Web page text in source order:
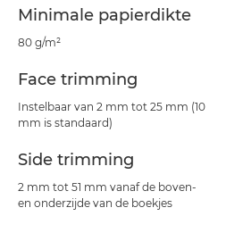
Minimale papierdikte
80 g/m²
Face trimming
Instelbaar van 2 mm tot 25 mm (10
mm is standaard)
Side trimming
2 mm tot 51 mm vanaf de boven-
en onderzijde van de boekjes